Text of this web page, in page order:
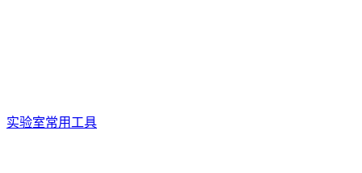
实验室常用工具